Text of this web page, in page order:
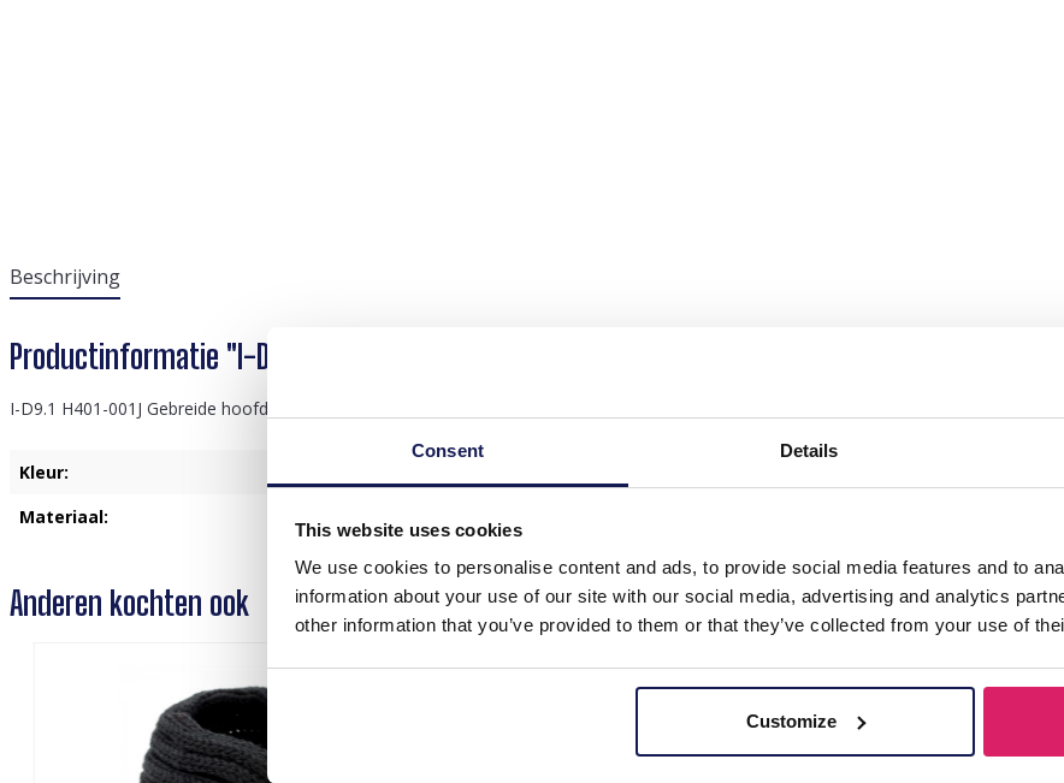
Consent Details
This website uses cookies
We use cookies to personalise content and ads, to provide social media features and to
information about your use of our site with our social media, advertising and analytics
other information that you’ve provided to them or that they’ve collected from your use of
Customize
Beschrijving
Productinformatie "I-D9.1 H401-001J Knitted Headband Yellow"
I-D9.1 H401-001J Gebreide hoofdband geel
Kleur:
Materiaal:
Anderen kochten ook